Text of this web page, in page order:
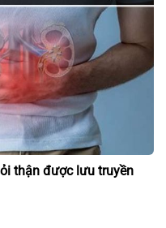
thận được lưu truyền